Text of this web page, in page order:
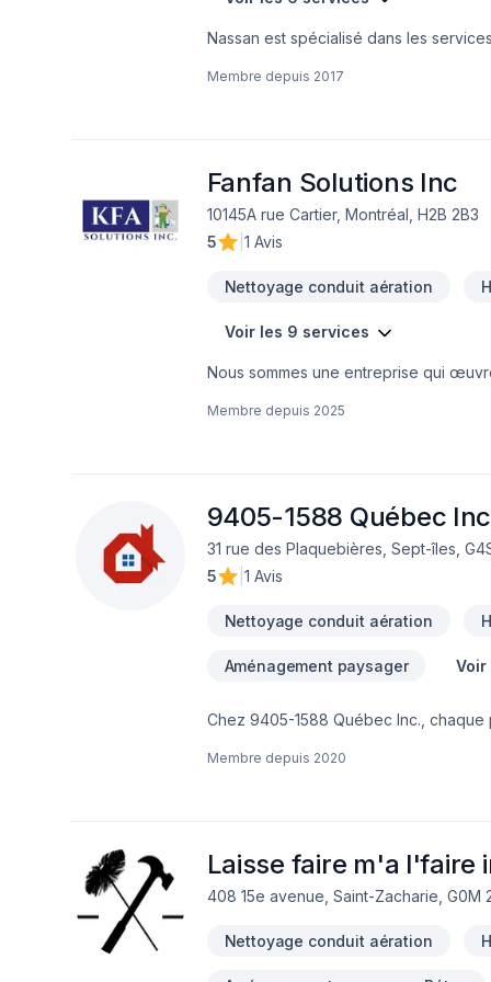
Nassan est spécialisé dans les
l’assainissement de vos conduits de
frottage, la sécurité de vos biens est
vos biens. Fier de son équipe de
permet à ses clients d’avoir une
Membre depuis 2017
Fanfan Solutions Inc
10145A rue Cartier, Montréal, H2B 2B3
5
1 Avis
Nettoyage conduit aération
Voir les 9 services
Nous sommes une entreprise qui
Membre depuis 2025
9405-1588 Québec
31 rue des Plaquebières, Sept-îles,
5
1 Avis
Nettoyage conduit aération
Aménagement paysager Voir
Chez 9405-1588 Québec Inc.,
satisfaction client à Abitibi-
Membre depuis 2020
Laisse faire m'a l'faire
408 15e avenue, Saint-Zacharie, G0M
Nettoyage conduit aération